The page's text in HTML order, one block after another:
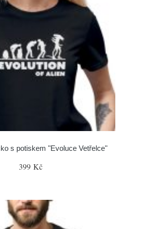
s potiskem "Evoluce Vetřelce"
399 Kč